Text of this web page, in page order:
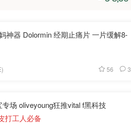
神器 Dolormin 经期止痛片 一片缓解8-
56 3
场 oliveyoung狂推vital f黑科技
打工人必备